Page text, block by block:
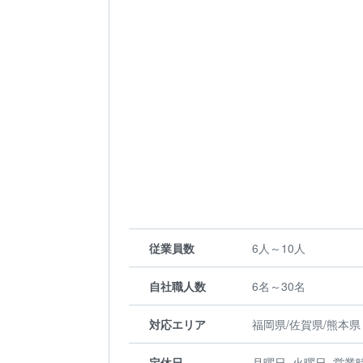
従業員数 6人～10人
自社職人数 6名～30名
対応エリア 福岡県/佐賀県/熊本県